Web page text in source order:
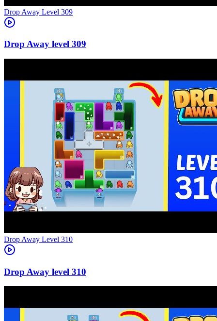
Level 309
309
Level 310
310